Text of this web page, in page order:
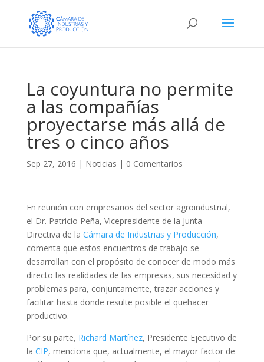
La coyuntura no permite
a las compañías
proyectarse más allá de
tres o cinco años
Sep 27, 2016 | Noticias | 0 Comentarios
En reunión con empresarios del sector agroindustrial,
el Dr. Patricio Peña, Vicepresidente de la Junta
Directiva de la Cámara de Industrias y Producción,
comenta que estos encuentros de trabajo se
desarrollan con el propósito de conocer de modo más
directo las realidades de las empresas, sus necesidad y
problemas para, conjuntamente, trazar acciones y
facilitar hasta donde resulte posible el quehacer
productivo.
Por su parte, Richard Martínez, Presidente Ejecutivo de
la CIP, menciona que, actualmente, el mayor factor de